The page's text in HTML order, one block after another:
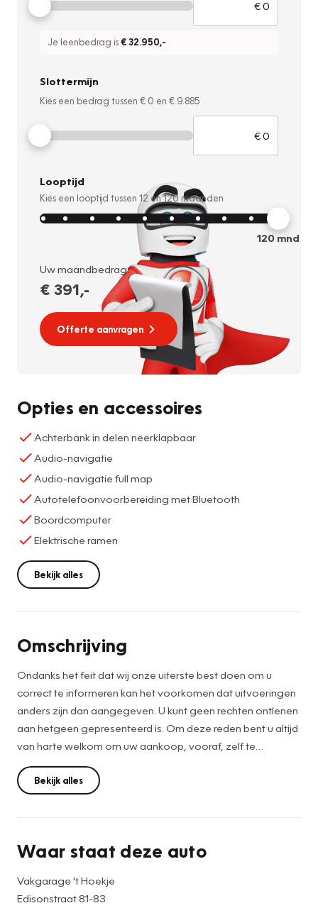
Je leenbedrag is€ 32.950,-
Slottermijn
Kies een bedrag tussen € 0 en € 9.885
Looptijd
Kies een looptijd tussen 12 en120 maanden
120mnd
Uw maandbedrag:
€ 391,-
Offerte aanvragen
Opties en accessoires
Achterbank in delen neerklapbaar
Audio-navigatie
Audio-navigatie full map
Autotelefoonvoorbereiding met Bluetooth
Boordcomputer
Elektrische ramen
Bekijk alles
Omschrijving
Ondanks het feit dat wij onze uiterste best doen om u
correct te informeren kan het voorkomen dat uitvoeringen
anders zijn dan aangegeven. U kunt geen rechten ontlenen
aan hetgeen gepresenteerd is. Om deze reden bent u altijd
van harte welkom om uw aankoop, vooraf, zelf te
controleren. Schrijf- en tekstfouten voorbehouden.
voor vragen kunt u altijd bellen .
vakgarage t hoekje 0793427716
Bekijk alles
Waar staat deze auto
Vakgarage 't Hoekje
Edisonstraat 81-83